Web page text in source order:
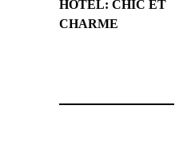
HOTEL: CHIC ET
CHARME